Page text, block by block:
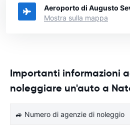
Aeroporto di Augusto
Mostra sulla mappa
Importanti informazioni
noleggiare un'auto a
🚙 Numero di agenzie di noleggio